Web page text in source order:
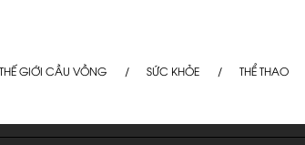
THẾ GIỚI CẦU VỒNG SỨC KHỎE THỂ THAO